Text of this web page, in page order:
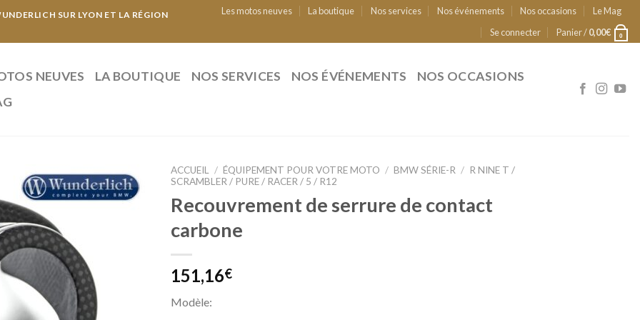
SUR LYON ET LA RÉGION
Les motos neuves La boutique Nos services Nos événements Nos occasions
Le Mag
Se connecter
Panier /0,00€ 0
NEUVES LA BOUTIQUE NOS SERVICES NOS ÉVÉNEMENTS
NOS OCCASIONS
ACCUEIL / ÉQUIPEMENT POUR VOTRE MOTO / BMW SÉRIE-R / R NINE T /
SCRAMBLER / PURE / RACER / 5 / R12
Recouvrement de serrure de contact
carbone
151,16€
Modèle: